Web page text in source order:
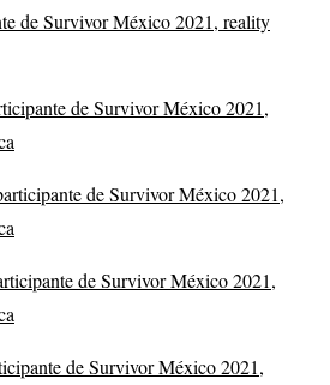
de Survivor México 2021, reality
de Survivor México 2021,
de Survivor México 2021,
de Survivor México 2021,
de Survivor México 2021,